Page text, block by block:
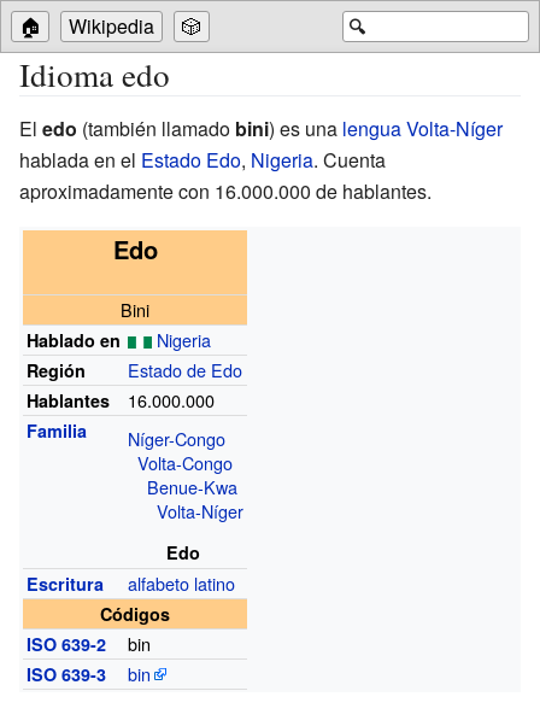
🔍
🏠 Wikipedia 🎲
Idioma edo
El edo (también llamado bini) es una lengua Volta-Níger
hablada en el Estado Edo, Nigeria. Cuenta
aproximadamente con 16.000.000 de hablantes.
Edo
Bini
Hablado en Nigeria
Región Estado de Edo
Hablantes 16.000.000
Familia
Níger-Congo
Volta-Congo
Benue-Kwa
Volta-Níger
Edo
Escritura
alfabeto latino
Códigos
ISO 639-2
bin
ISO 639-3 bin